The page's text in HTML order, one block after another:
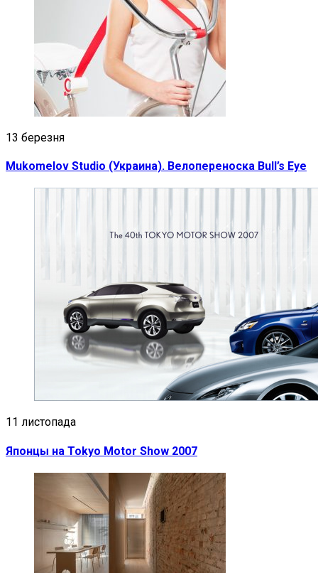
13 березня
Mukomelov Studio (Украина). Велопереноска Bull’s Eye
11 листопада
Японцы на Tokyo Motor Show 2007